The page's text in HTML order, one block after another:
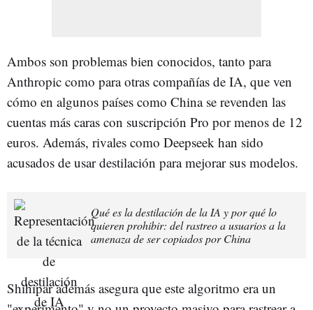
Ambos son problemas bien conocidos, tanto para
Anthropic como para otras compañías de IA, que ven
cómo en algunos países como China se revenden las
cuentas más caras con suscripción Pro por menos de 12
euros. Además, rivales como Deepseek han sido
acusados de usar destilación para mejorar sus modelos.
Qué es la destilación de la IA y por qué lo
quieren prohibir: del rastreo a usuarios a la
amenaza de ser copiados por China
Shihipar además asegura que este algoritmo era un